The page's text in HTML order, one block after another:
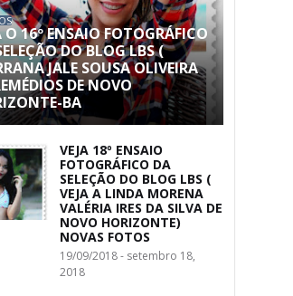
O 16º ENSAIO FOTOGRÁFICO
DO BLOG LBS (
JALE SOUSA OLIVEIRA
DE NOVO
BA
VEJA 18º ENSAIO
FOTOGRÁFICO DA
SELEÇÃO DO BLOG LBS (
VEJA A LINDA MORENA
VALÉRIA IRES DA SILVA DE
NOVO HORIZONTE)
NOVAS FOTOS
19/09/2018 - setembro 18,
2018